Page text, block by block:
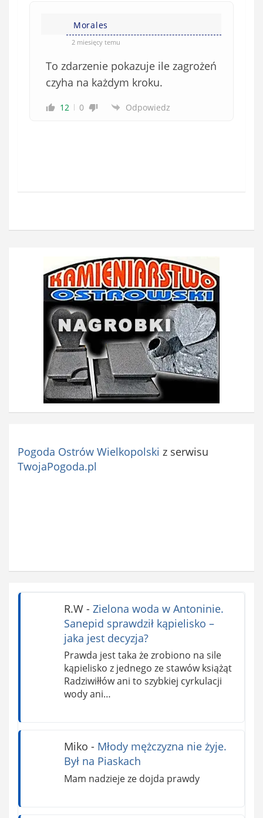
)
Morales
2 miesięcy temu
To zdarzenie pokazuje ile zagrożeń
czyha na każdym kroku.
12 0 Odpowiedz
Pogoda Ostrów Wielkopolski z serwisu
TwojaPogoda.pl
R.W- Zielona woda w Antoninie.
Sanepid sprawdził kąpielisko –
jaka jest decyzja?
Prawda jest taka że zrobiono na sile
kąpielisko z jednego ze stawów książąt
Radziwiłłów ani to szybkiej cyrkulacji
wody ani…
Miko - Młody mężczyzna nie żyje.
Był na Piaskach
Mam nadzieje ze dojda prawdy